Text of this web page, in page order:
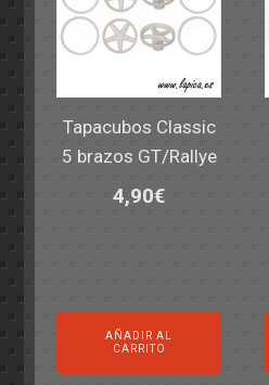
Tapacubos Classic
5 brazos GT/Rallye
4,90€
AÑADIR AL
CARRITO